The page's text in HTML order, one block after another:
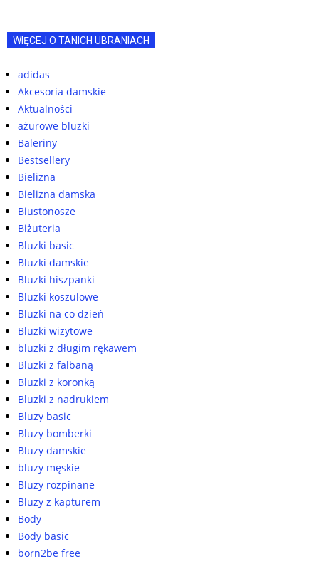
WIĘCEJ O TANICH UBRANIACH
adidas
Akcesoria damskie
Aktualności
ażurowe bluzki
Baleriny
Bestsellery
Bielizna
Bielizna damska
Biustonosze
Biżuteria
Bluzki basic
Bluzki damskie
Bluzki hiszpanki
Bluzki koszulowe
Bluzki na co dzień
Bluzki wizytowe
bluzki z długim rękawem
Bluzki z falbaną
Bluzki z koronką
Bluzki z nadrukiem
Bluzy basic
Bluzy bomberki
Bluzy damskie
bluzy męskie
Bluzy rozpinane
Bluzy z kapturem
Body
Body basic
born2be free